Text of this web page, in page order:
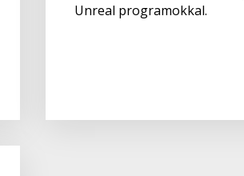
Unreal programokkal.